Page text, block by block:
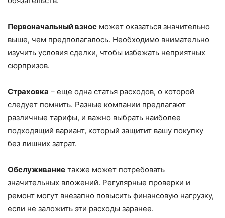
Первоначальный взнос может оказаться значительно
выше, чем предполагалось. Необходимо внимательно
изучить условия сделки, чтобы избежать неприятных
сюрпризов.
Страховка – еще одна статья расходов, о которой
следует помнить. Разные компании предлагают
различные тарифы, и важно выбрать наиболее
подходящий вариант, который защитит вашу покупку
без лишних затрат.
Обслуживание также может потребовать
значительных вложений. Регулярные проверки и
ремонт могут внезапно повысить финансовую нагрузку,
если не заложить эти расходы заранее.